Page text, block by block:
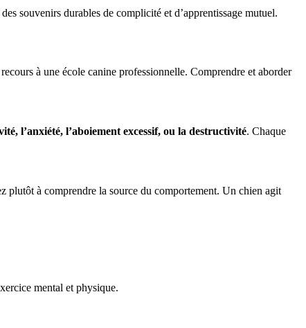
souvenirs durables de complicité et d’apprentissage mutuel.
à une école canine professionnelle. Comprendre et aborder
l’anxiété, l’aboiement excessif, ou la destructivité. Chaque
plutôt à comprendre la source du comportement. Un chien agit
mental et physique.